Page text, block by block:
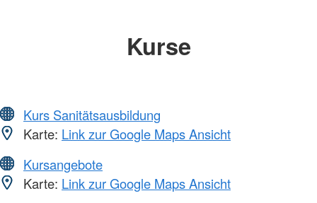
Kurse
Kurs Sanitätsausbildung
Karte: Link zur Google Maps Ansicht
Kursangebote
Karte: Link zur Google Maps Ansicht